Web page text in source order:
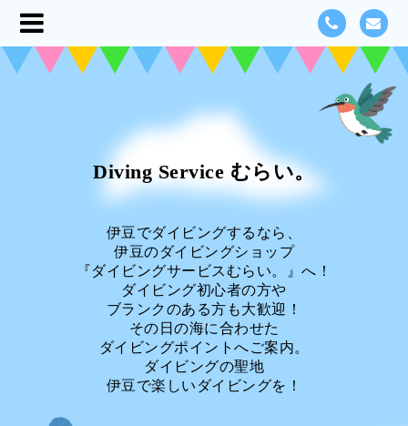
Diving Service むらい。
伊豆でダイビングするなら、
伊豆のダイビングショップ
『ダイビングサービスむらい。』へ！
ダイビング初心者の方や
ブランクのある方も大歓迎！
その日の海に合わせた
ダイビングポイントへご案内。
ダイビングの聖地
伊豆で楽しいダイビングを！